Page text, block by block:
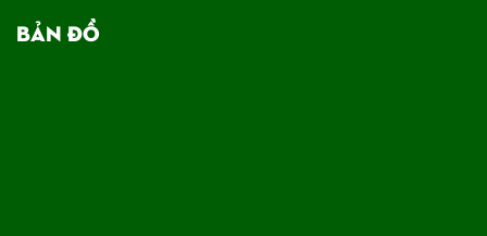
BẢN ĐỒ